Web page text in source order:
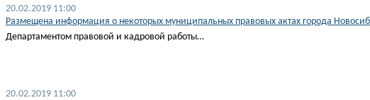
20.02.2019 11:00
Размещена информация о некоторых муниципальных правовых актах города
Департаментом правовой и кадровой работы…
20.02.2019 11:00